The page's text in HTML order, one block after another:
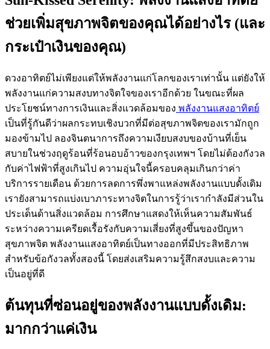
ช่วยเพิ่มสุขภาพจิตของคุณได้อย่างไร (และ
กระเป๋าเงินของคุณ)
ดวงอาทิตย์ไม่เพียงแต่ให้พลังงานแก่โลกของเราเท่านั้น แต่ยังให้
พลังงานแก่ความสงบทางจิตใจของเราอีกด้วย ในขณะที่ผล
ประโยชน์ทางการเงินและสิ่งแวดล้อมของ พลังงานแสงอาทิตย์
เป็นที่รู้กันดีว่าผลกระทบเชิงบวกที่มีต่อสุขภาพจิตของเรามักถูก
มองข้ามไป ลองจินตนาการถึงความเงียบสงบของบ้านที่เย็น
สบายในช่วงฤดูร้อนที่ร้อนอบอ้าวของกรุงเทพฯ โดยไม่ต้องกังวล
กับค่าไฟฟ้าที่สูงเกินไป ความอุ่นใจนี้ครอบคลุมเกินกว่าค่า
บริการรายเดือน ด้วยการลดการพึ่งพาแหล่งพลังงานแบบดั้งเดิม
เรายังสามารถแบ่งเบาภาระทางจิตในการรู้ว่าเรากำลังมีส่วนใน
ประเด็นด้านสิ่งแวดล้อม การศึกษาแสดงให้เห็นความสัมพันธ์
ระหว่างความเครียดเรื้อรังกับความเสี่ยงที่สูงขึ้นของปัญหา
สุขภาพจิต พลังงานแสงอาทิตย์เป็นทางออกที่มีประสิทธิภาพ
สำหรับข้อกังวลทั้งสองนี้ โดยส่งเสริมความรู้สึกสงบและความ
เป็นอยู่ที่ดี
ต้นทุนที่ซ่อนอยู่ของพลังงานแบบดั้งเดิม:
มากกว่าแค่เงิน